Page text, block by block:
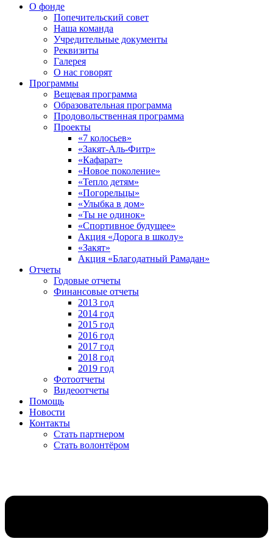
О фонде
Попечительский совет
Наша команда
Учредительные документы
Реквизиты
Галерея
О нас говорят
Программы
Вещевая программа
Образовательная программа
Продовольственная программа
Проекты
«7 колосьев»
«Закят-Аль-Фитр»
«Кафарат»
«Новое поколение»
«Тепло детям»
«Погорельцы»
«Улыбка в дом»
«Ты не одинок»
«Спортивное будущее»
Акция «Дорога в школу»
«Закят»
Акция «Благодатный Рамадан»
Отчеты
Годовые отчеты
Финансовые отчеты
2013 год
2014 год
2015 год
2016 год
2017 год
2018 год
2019 год
Фотоотчеты
Видеоотчеты
Помощь
Новости
Контакты
Стать партнером
Стать волонтёром